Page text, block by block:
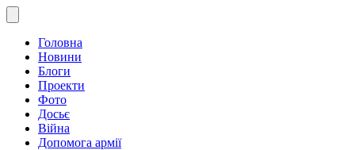
Головна
Новини
Блоги
Проекти
Фото
Досьє
Війна
Допомога армії